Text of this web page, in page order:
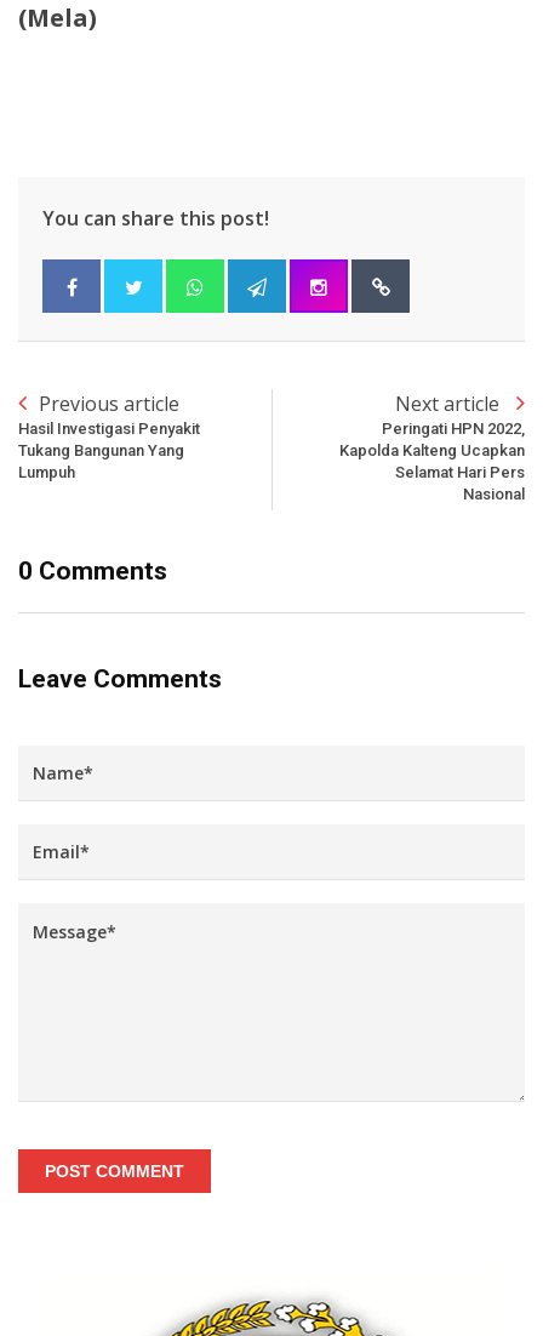
(Mela)
You can share this post!
Previous article
Hasil Investigasi Penyakit
Tukang Bangunan Yang
Lumpuh
Next article
Peringati HPN 2022,
Kapolda Kalteng Ucapkan
Selamat Hari Pers
Nasional
0 Comments
Leave Comments
POST COMMENT